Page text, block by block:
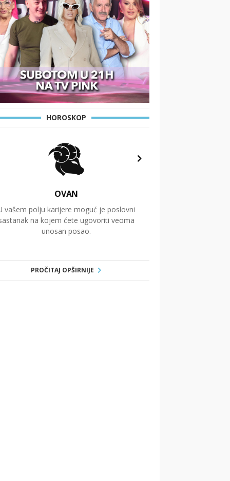
HOROSKOP
OVAN
vašem polju karijere moguć je poslovni
na kojem ćete ugovoriti veoma
unosan posao.
PROČITAJ OPŠIRNIJE